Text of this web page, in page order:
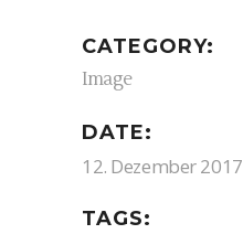
CATEGORY:
Image
DATE:
12. Dezember 2017
TAGS: